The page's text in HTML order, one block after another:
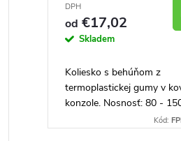
o
DPH
od €17,02
Skladem
Koliesko s behúňom z
termoplastickej gumy v
konzole. Nosnosť: 80 -
Kód: